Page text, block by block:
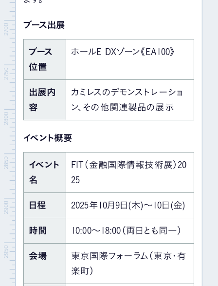
ブース出展
ブース
位置
ホールE DXゾーン《EA100》
出展内
容
カミレスのデモンストレーショ
ン、その他関連製品の展示
イベント概要
イベント
名
FIT（金融国際情報技術展）20
25
日程 2025年10月9日(木)〜10日(金)
時間 10:00～18:00（両日とも同一）
会場
東京国際フォーラム（東京・有
楽町）